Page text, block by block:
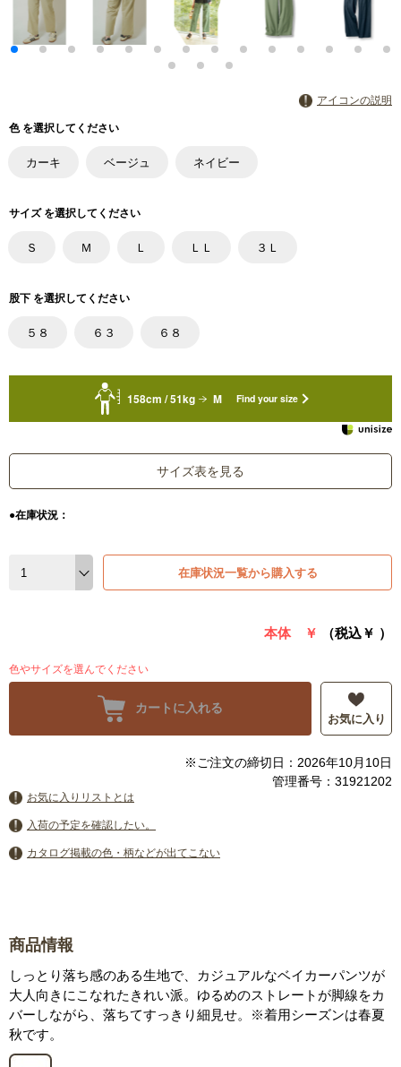
アイコンの説明
色 を選択してください
カーキ ベージュ ネイビー
サイズ を選択してください
Ｓ Ｍ Ｌ ＬＬ ３Ｌ
股下 を選択してください
５８ ６３ ６８
158cm / 51kg M Find your size
サイズ表を見る
●在庫状況：
在庫状況一覧から購入する
本体 ￥ （税込￥ ）
色やサイズを選んでください
カートに入れる
お気に入り
※ご注文の締切日：2026年10月10日
管理番号：31921202
お気に入りリストとは
入荷の予定を確認したい。
カタログ掲載の色・柄などが出てこない
商品情報
しっとり落ち感のある生地で、カジュアルなベイカーパンツが
大人向きにこなれたきれい派。ゆるめのストレートが脚線をカ
バーしながら、落ちてすっきり細見せ。※着用シーズンは春夏
秋です。